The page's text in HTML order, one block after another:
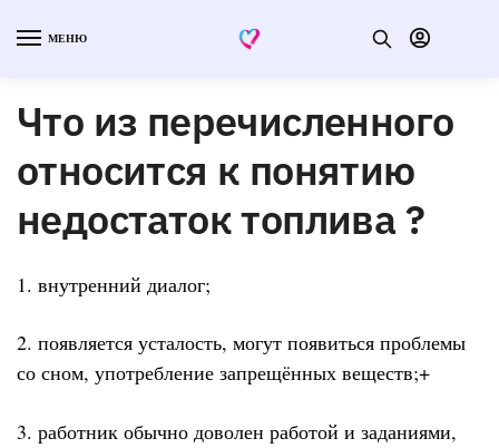
МЕНЮ
Что из перечисленного
относится к понятию
недостаток топлива ?
1. внутренний диалог;
2. появляется усталость, могут появиться проблемы
со сном, употребление запрещённых веществ;+
3. работник обычно доволен работой и заданиями,